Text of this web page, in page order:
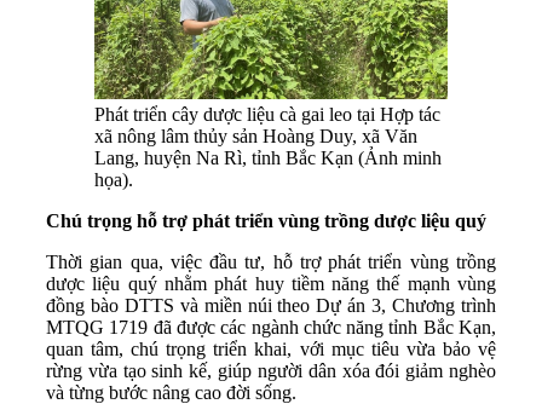
Phát triển cây dược liệu cà gai leo tại Hợp tác
xã nông lâm thủy sản Hoàng Duy, xã Văn
Lang, huyện Na Rì, tỉnh Bắc Kạn (Ảnh minh
họa).
Chú trọng hỗ trợ phát triển vùng trồng dược liệu quý
Thời gian qua, việc đầu tư, hỗ trợ phát triển vùng trồng
dược liệu quý nhằm phát huy tiềm năng thế mạnh vùng
đồng bào DTTS và miền núi theo Dự án 3, Chương trình
MTQG 1719 đã được các ngành chức năng tỉnh Bắc Kạn,
quan tâm, chú trọng triển khai, với mục tiêu vừa bảo vệ
rừng vừa tạo sinh kế, giúp người dân xóa đói giảm nghèo
và từng bước nâng cao đời sống.